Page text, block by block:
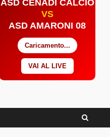
ASD CENADI CALCIO
VS
ASD AMARONI 08
Caricamento...
VAI AL LIVE